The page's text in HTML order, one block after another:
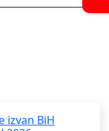
izvan BiH